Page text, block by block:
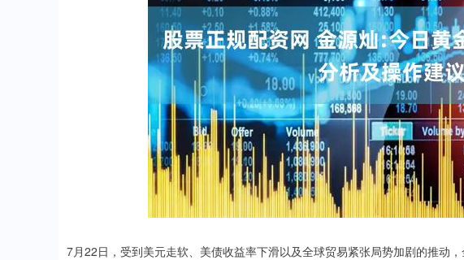
7月22日，受到美元走软、美债收益率下滑以及全球贸易紧张局势加剧的推动